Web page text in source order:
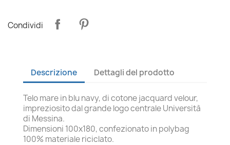
Condividi
Descrizione Dettagli del prodotto
Telo mare in blu navy, di cotone jacquard velour,
impreziosito dal grande logo centrale Università
di Messina.
Dimensioni 100x180, confezionato in polybag
100% materiale riciclato.